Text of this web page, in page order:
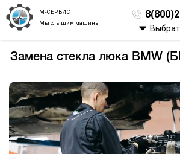
М-СЕРВИС
Мы слышим машины
Замена стекла люка BMW